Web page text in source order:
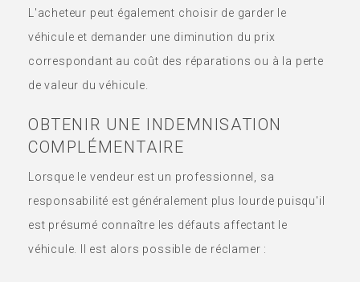
L'acheteur peut également choisir de garder le
véhicule et demander une diminution du prix
correspondant au coût des réparations ou à la perte
de valeur du véhicule.
OBTENIR UNE INDEMNISATION
COMPLÉMENTAIRE
Lorsque le vendeur est un professionnel, sa
responsabilité est généralement plus lourde puisqu'il
est présumé connaître les défauts affectant le
véhicule. Il est alors possible de réclamer :